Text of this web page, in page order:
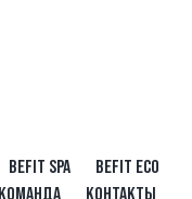
BEFIT SPA
BEFIT ECO
КОНТАКТЫ